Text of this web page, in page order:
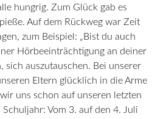
hungrig. Zum Glück gab es
Auf dem Rückweg war Zeit
zum Beispiel: „Bist du auch
Hörbeeinträchtigung an deiner
sich auszutauschen. Bei unserer
Eltern glücklich in die Arme
uns schon auf unseren letzten
Vom 3. auf den 4. Juli